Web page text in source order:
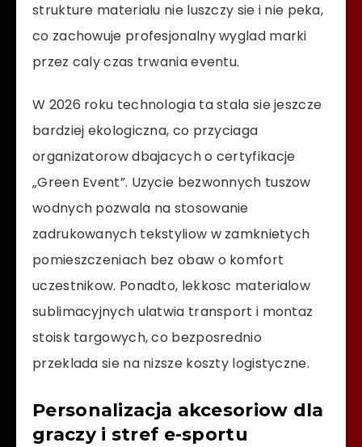
strukture materialu nie luszczy sie i nie peka,
co zachowuje profesjonalny wyglad marki
przez caly czas trwania eventu.
W 2026 roku technologia ta stala sie jeszcze
bardziej ekologiczna, co przyciaga
organizatorow dbajacych o certyfikacje
„Green Event”. Uzycie bezwonnych tuszow
wodnych pozwala na stosowanie
zadrukowanych tekstyliow w zamknietych
pomieszczeniach bez obaw o komfort
uczestnikow. Ponadto, lekkosc materialow
sublimacyjnych ulatwia transport i montaz
stoisk targowych, co bezposrednio
przeklada sie na nizsze koszty logistyczne.
Personalizacja akcesoriow dla
graczy i stref e-sportu